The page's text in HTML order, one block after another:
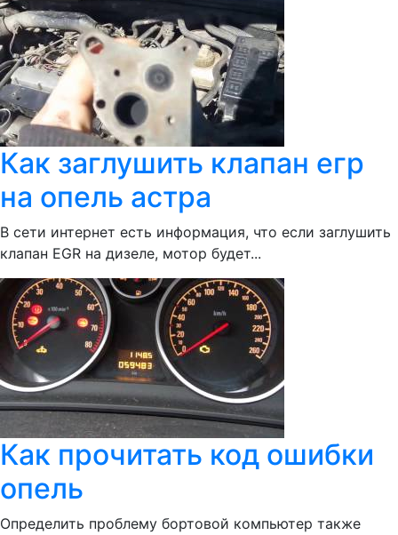
Как заглушить клапан егр
на опель астра
В сети интернет есть информация, что если заглушить
клапан EGR на дизеле, мотор будет...
Как прочитать код ошибки
опель
Определить проблему бортовой компьютер также